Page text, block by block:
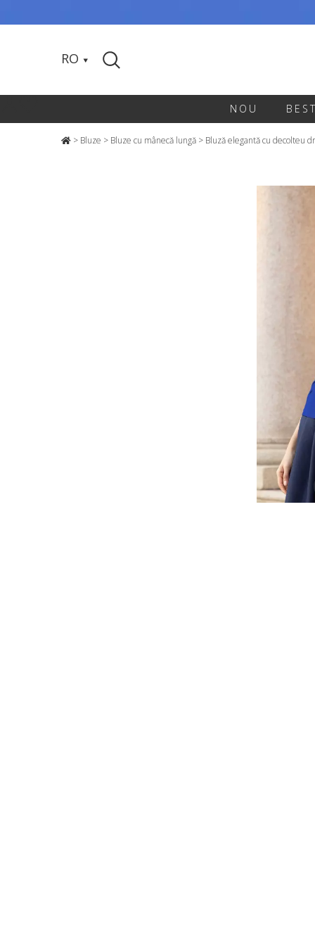
RO
NOU
> Bluze > Bluze cu mânecă lungă > Bluză elegantă cu decolteu